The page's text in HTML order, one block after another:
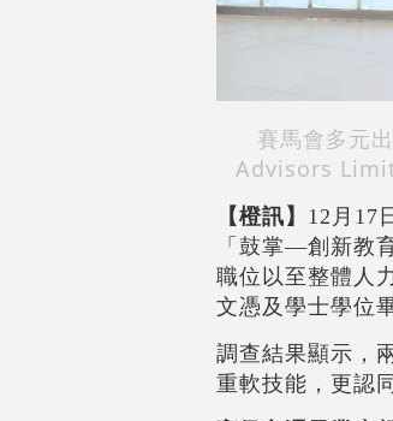
賽馬會多元
Advisors
【橙訊】 12月17
「鼓掌—創新教
職位以至整體人
文憑及學士學位
調查結果顯示，
重軟技能，更認